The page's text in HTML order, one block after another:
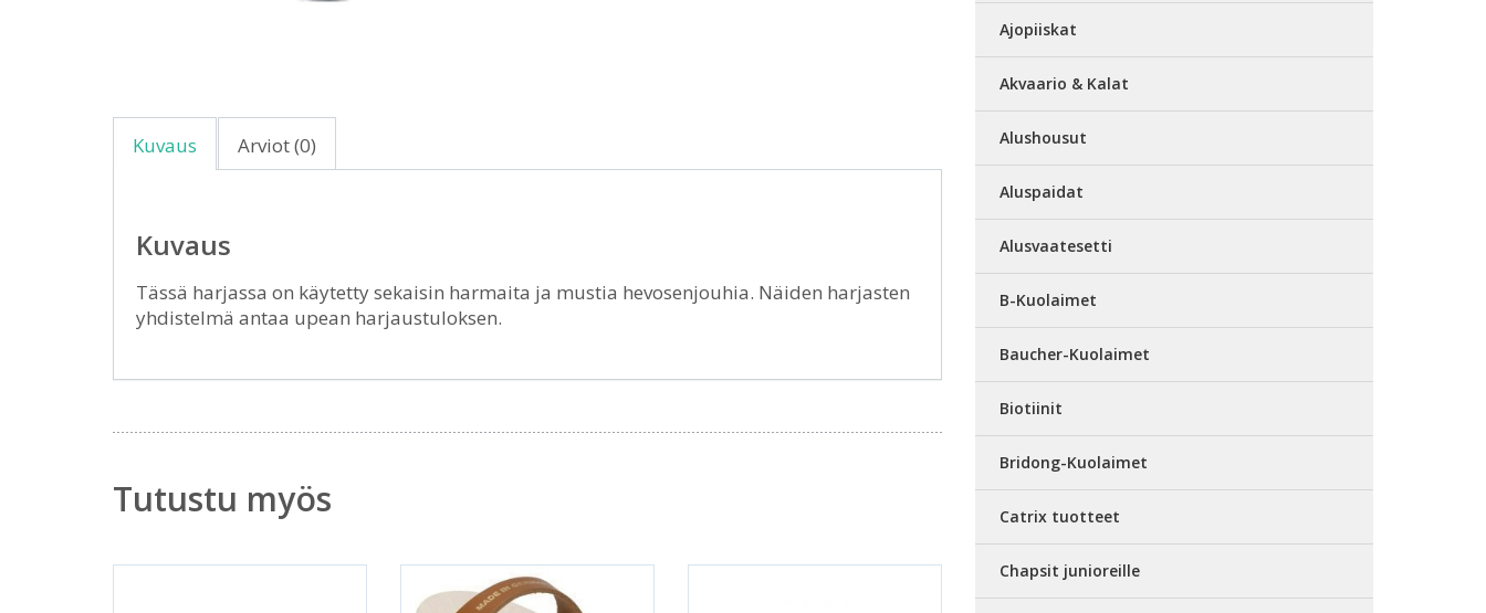
Kuvaus Arviot (0)
Kuvaus
Tässä harjassa on käytetty sekaisin harmaita ja mustia hevosenjouhia. Näiden harjasten
yhdistelmä antaa upean harjaustuloksen.
Tutustu myös
Ajopiiskat
Akvaario & Kalat
Alushousut
Aluspaidat
Alusvaatesetti
B-Kuolaimet
Baucher-Kuolaimet
Biotiinit
Bridong-Kuolaimet
Catrix tuotteet
Chapsit junioreille